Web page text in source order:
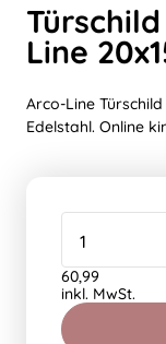
Line
Arco-Line
Edelstahl. Online
60,99
inkl. MwSt.